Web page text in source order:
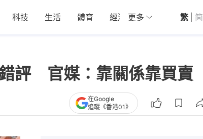
科技 生活 體育 經濟 01深圳 觀點
更多 繁 简
錯評 官媒：靠關係靠買賣
在Google
追蹤《香港01》